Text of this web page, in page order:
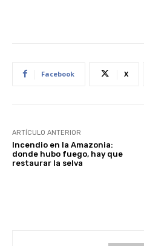
Facebook X
ARTÍCULO ANTERIOR
Incendio en la Amazonia:
donde hubo fuego, hay que
restaurar la selva